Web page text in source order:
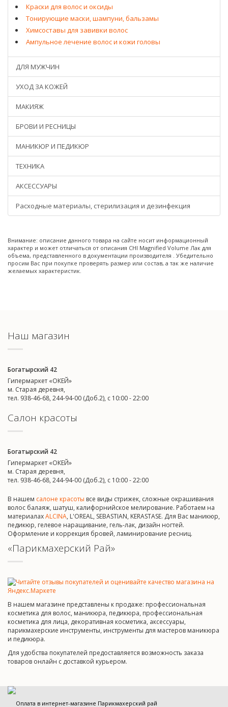
Краски для волос и оксиды
Тонирующие маски, шампуни, бальзамы
Химсоставы для завивки волос
Ампульное лечение волос и кожи головы
ДЛЯ МУЖЧИН
УХОД ЗА КОЖЕЙ
МАКИЯЖ
БРОВИ И РЕСНИЦЫ
МАНИКЮР И ПЕДИКЮР
ТЕХНИКА
АКСЕССУАРЫ
Расходные материалы, стерилизация и дезинфекция
Внимание: описание данного товара на сайте носит информационный
характер и может отличаться от описания CHI Magnified Volume Лак для
объема, представленного в документации производителя . Убедительно
просим Вас при покупке проверять размер или состав, а так же наличие
желаемых характеристик.
Наш магазин
Богатырский 42
Гипермаркет «ОКЕЙ»
м. Старая деревня,
тел. 938-46-68, 244-94-00 (Доб.2), c 10:00 - 22:00
Салон красоты
Богатырский 42
Гипермаркет «ОКЕЙ»
м. Старая деревня,
тел. 938-46-68, 244-94-00 (Доб.2), c 10:00 - 22:00
В нашем салоне красоты все виды стрижек, сложные окрашивания
волос балаяж, шатуш, калифорнийское мелирование. Работаем на
материалахALCINA, L'OREAL, SEBASTIAN, KERASTASE. Для Вас маникюр,
педикюр, гелевое наращивание, гель-лак, дизайн ногтей.
Оформление и коррекция бровей, ламинирование ресниц.
«Парикмахерский Рай»
В нашем магазине представлены к продаже: профессиональная
косметика для волос, маникюра, педикюра, профессиональная
косметика для лица, декоративная косметика, аксессуары,
парикмахерские инструменты, инструменты для мастеров маникюра
и педикюра.
Для удобства покупателей предоставляется возможность заказа
товаров онлайн с доставкой курьером.